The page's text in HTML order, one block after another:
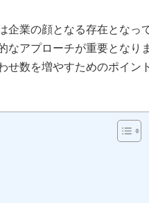
企業の顔となる存在となっ
なアプローチが重要となり
せ数を増やすためのポイン